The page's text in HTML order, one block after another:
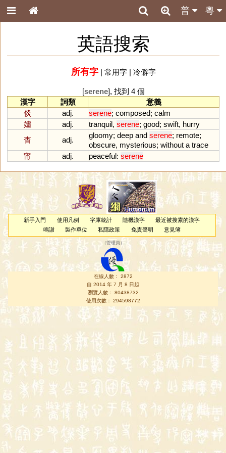
粵
普
英語搜索
所有字| 常用字| 冷僻字
[serene], 找到 4 個
漢字
詞類
意義
倓
adj. serene; composed; calm
嫿
adj. tranquil, serene; good; swift, hurry
杳
adj.
gloomy; deep and serene; remote;
obscure, mysterious; without a trace
甯
adj. peaceful: serene
新手入門 使用凡例 字庫統計 隨機漢字
最近被搜索的漢字
鳴謝
製作單位 私隱政策 免責聲明 意見簿
（管理員 ）
在線人數： 2872
自 2014 年 7 月 8 日起
瀏覽人數： 80438732
使用次數： 294598772